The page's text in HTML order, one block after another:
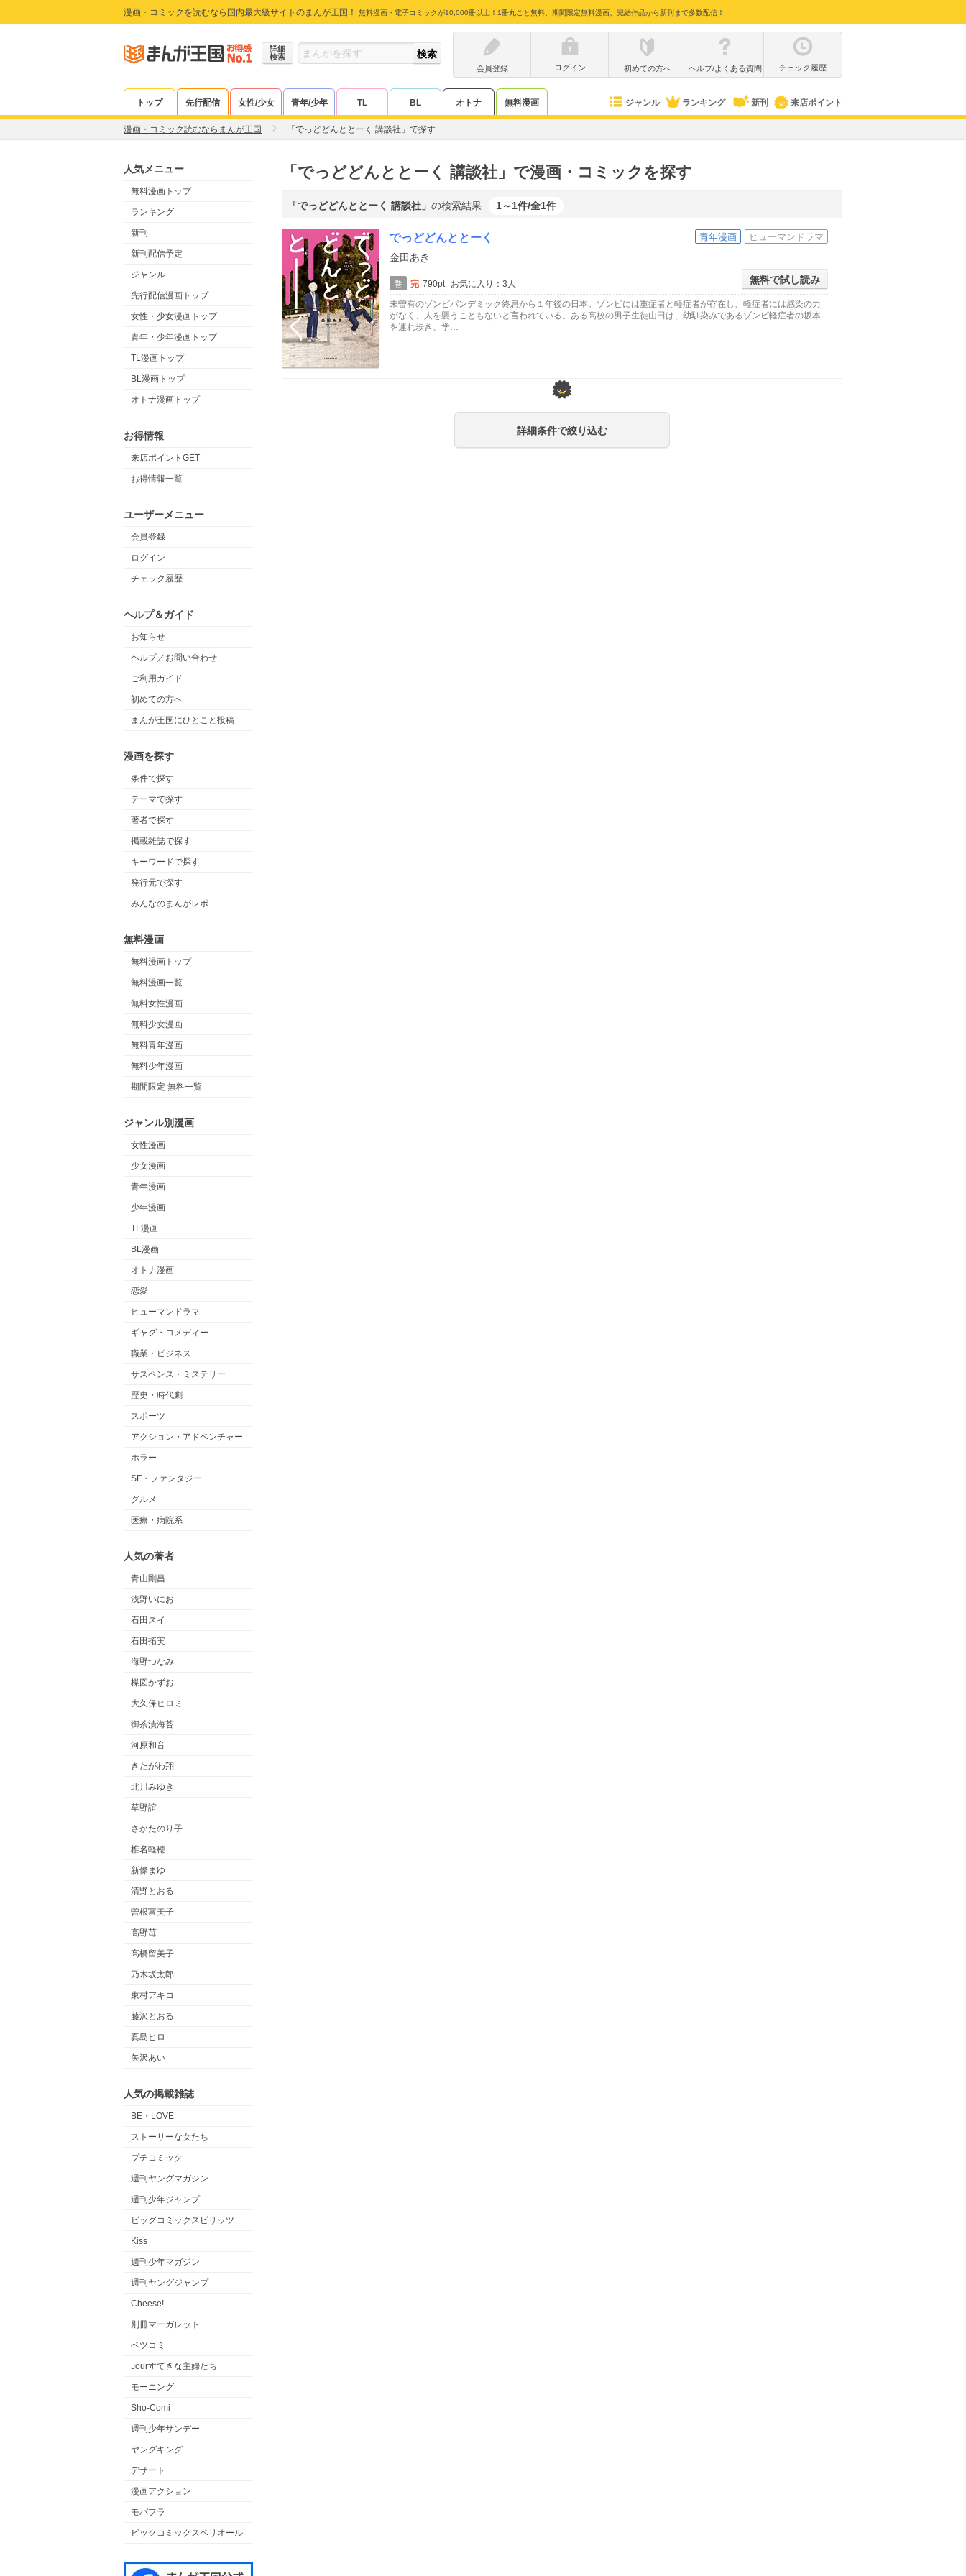
漫画・コミックを読むなら国内最大級サイトのまんが王国！ 無料漫画・電子コミックが10,000冊以上！1冊丸ごと無料、期間限定無料漫画、完結作品から新刊まで多数配信！
詳細
検索
会員登録
ログイン 初めての方へ ヘルプ/よくある質問 チェック履歴
トップ 先行配信 女性/少女 青年/少年 TL BL オトナ 無料漫画 ジャンル ランキング 新刊 来店ポイント
漫画・コミック読むならまんが王国 「でっどどんととーく 講談社」で探す
人気メニュー
無料漫画トップ
ランキング
新刊
新刊配信予定
ジャンル
先行配信漫画トップ
女性・少女漫画トップ
青年・少年漫画トップ
TL漫画トップ
BL漫画トップ
オトナ漫画トップ
お得情報
来店ポイントGET
お得情報一覧
ユーザーメニュー
会員登録
ログイン
チェック履歴
ヘルプ＆ガイド
お知らせ
ヘルプ／お問い合わせ
ご利用ガイド
初めての方へ
まんが王国にひとこと投稿
漫画を探す
条件で探す
テーマで探す
著者で探す
掲載雑誌で探す
キーワードで探す
発行元で探す
みんなのまんがレポ
無料漫画
無料漫画トップ
無料漫画一覧
無料女性漫画
無料少女漫画
無料青年漫画
無料少年漫画
期間限定 無料一覧
ジャンル別漫画
女性漫画
少女漫画
青年漫画
少年漫画
TL漫画
BL漫画
オトナ漫画
恋愛
ヒューマンドラマ
ギャグ・コメディー
職業・ビジネス
サスペンス・ミステリー
歴史・時代劇
スポーツ
アクション・アドベンチャー
ホラー
SF・ファンタジー
グルメ
医療・病院系
人気の著者
青山剛昌
浅野いにお
石田スイ
石田拓実
海野つなみ
楳図かずお
大久保ヒロミ
御茶漬海苔
河原和音
きたがわ翔
北川みゆき
草野誼
さかたのり子
椎名軽穂
新條まゆ
清野とおる
曽根富美子
高野苺
高橋留美子
乃木坂太郎
東村アキコ
藤沢とおる
真島ヒロ
矢沢あい
人気の掲載雑誌
BE・LOVE
ストーリーな女たち
プチコミック
週刊ヤングマガジン
週刊少年ジャンプ
ビッグコミックスピリッツ
Kiss
週刊少年マガジン
週刊ヤングジャンプ
Cheese!
別冊マーガレット
ベツコミ
Jourすてきな主婦たち
モーニング
Sho-Comi
週刊少年サンデー
ヤングキング
デザート
漫画アクション
モバフラ
ビックコミックスペリオール
「でっどどんととーく 講談社」で漫画・コミックを探す
「でっどどんととーく 講談社」 の検索結果 1～1件/全1件
青年漫画 ヒューマンドラマ
でっどどんととーく
金田あき
無料で試し読み
巻 完 790pt
お気に入り：3人
未曽有のゾンビパンデミック終息から１年後の日本。ゾンビには重症者と軽症者が存在し、軽症者には感染の力
がなく、人を襲うこともないと言われている。ある高校の男子生徒山田は、幼馴染みであるゾンビ軽症者の坂本
を連れ歩き、学…
詳細条件で絞り込む